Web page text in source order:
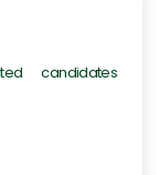
candidates